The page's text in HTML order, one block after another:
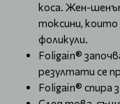
коса. Жен-
токсини,
фоликули.
Foligain®
резултати се
Foligain® спира